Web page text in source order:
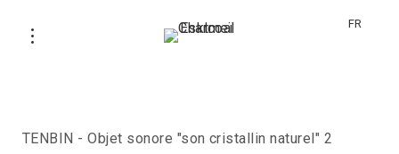
FR
TENBIN - Objet sonore "son cristallin naturel" 2